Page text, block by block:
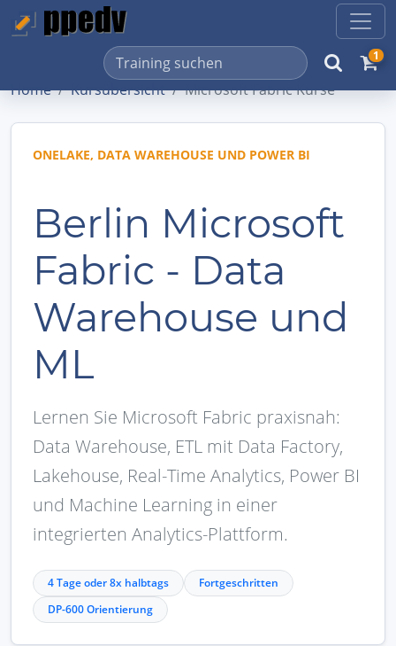
1
Home Kursübersicht Microsoft Fabric Kurse
ONELAKE, DATA WAREHOUSE UND POWER BI
Berlin Microsoft
Fabric - Data
Warehouse und
ML
Lernen Sie Microsoft Fabric praxisnah:
Data Warehouse, ETL mit Data Factory,
Lakehouse, Real-Time Analytics, Power BI
und Machine Learning in einer
integrierten Analytics-Plattform.
4 Tage oder 8x halbtags
Fortgeschritten
DP-600 Orientierung